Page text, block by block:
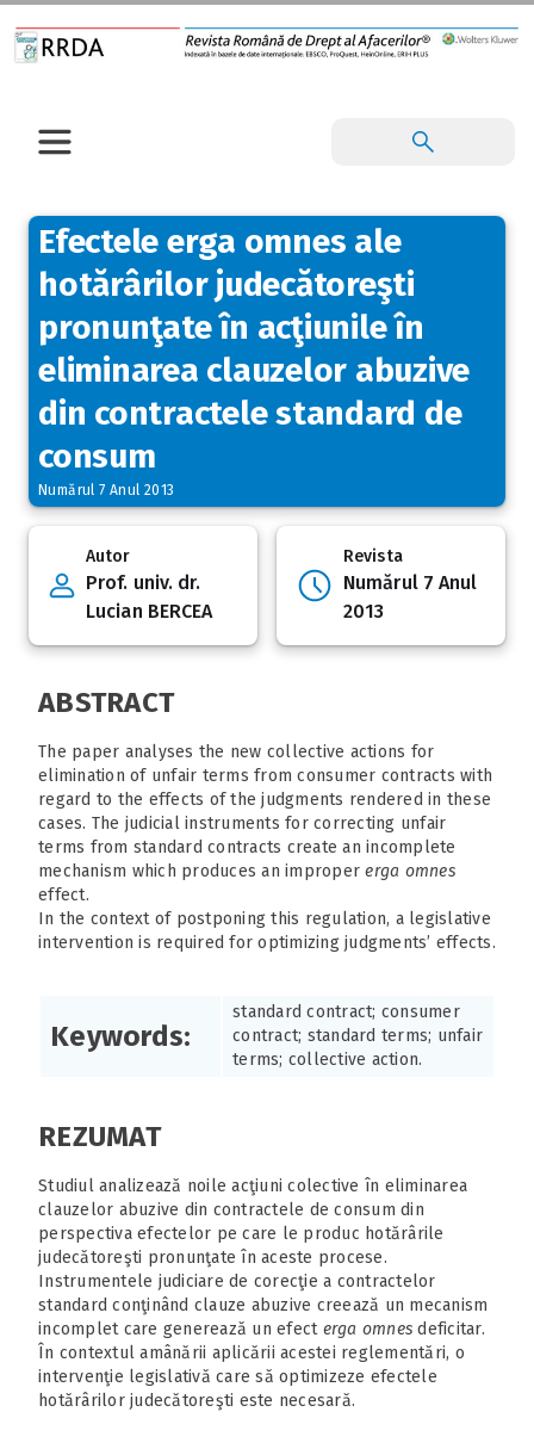
Efectele erga omnes ale
hotărârilor judecătoreşti
pronunţate în acţiunile în
eliminarea clauzelor abuzive
din contractele standard de
consum
Numărul 7 Anul 2013
Autor
Prof. univ. dr.
Lucian BERCEA
Revista
Numărul 7 Anul
2013
ABSTRACT
The paper analyses the new collective actions for
elimination of unfair terms from consumer contracts with
regard to the effects of the judgments rendered in these
cases. The judicial instruments for correcting unfair
terms from standard contracts create an incomplete
mechanism which produces an improper erga omnes
effect.
In the context of postponing this regulation, a legislative
intervention is required for optimizing judgments’ effects.
Keywords:
standard contract; consumer
contract; standard terms; unfair
terms; collective action.
REZUMAT
Studiul analizează noile acţiuni colective în eliminarea
clauzelor abuzive din contractele de consum din
perspectiva efectelor pe care le produc hotărârile
judecătoreşti pronunţate în aceste procese.
Instrumentele judiciare de corecţie a contractelor
standard conţinând clauze abuzive creează un mecanism
incomplet care generează un efect erga omnes deficitar.
În contextul amânării aplicării acestei reglementări, o
intervenţie legislativă care să optimizeze efectele
hotărârilor judecătoreşti este necesară.